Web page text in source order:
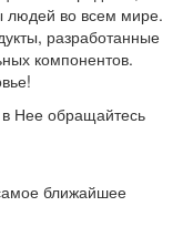
людей во всем мире.
разработанные
компонентов.
Нее обращайтесь
ближайшее